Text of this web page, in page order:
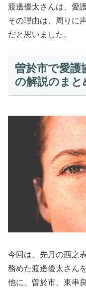
渡邊優太さんは、愛
その理由は、周りに
だと思いました。
曽於市で愛護
の解説のまと
今回は、先月の西之
務めた渡邊優太さん
他に、曽於市、東串